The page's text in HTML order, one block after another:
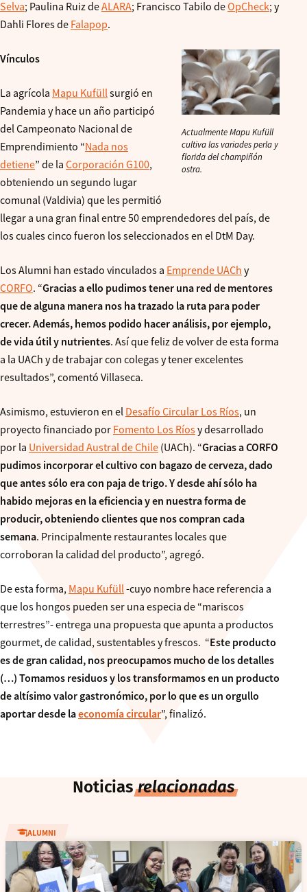
Selva; Paulina Ruiz deALARA; Francisco Tabilo deOpCheck; y
Dahli Flores de Falapop.
Actualmente Mapu Kufüll
cultiva las variades perla y
florida del champiñón
ostra.
Vínculos
La agrícola Mapu Kufüllsurgió en
Pandemia y hace un año participó
del Campeonato Nacional de
Emprendimiento “Nada nos
detiene” de la Corporación G100,
obteniendo un segundo lugar
comunal (Valdivia) que les permitió
llegar a una gran final entre 50 emprendedores del país, de
los cuales cinco fueron los seleccionados en el DtM Day.
Los Alumni han estado vinculados a Emprende UACh y
CORFO. “Gracias a ello pudimos tener una red de mentores
que de alguna manera nos ha trazado la ruta para poder
crecer. Además, hemos podido hacer análisis, por ejemplo,
de vida útil y nutrientes. Así que feliz de volver de esta forma
a la UACh y de trabajar con colegas y tener excelentes
resultados”, comentó Villaseca.
Asimismo, estuvieron en el Desafío Circular Los Ríos, un
proyecto financiado por Fomento Los Ríosy desarrollado
por la Universidad Austral de Chile (UACh). “Gracias a CORFO
pudimos incorporar el cultivo con bagazo de cerveza, dado
que antes sólo era con paja de trigo. Y desde ahí sólo ha
habido mejoras en la eficiencia y en nuestra forma de
producir, obteniendo clientes que nos compran cada
semana. Principalmente restaurantes locales que
corroboran la calidad del producto”, agregó.
De esta forma, Mapu Kufüll-cuyo nombre hace referencia a
que los hongos pueden ser una especia de “mariscos
terrestres”- entrega una propuesta que apunta a productos
gourmet, de calidad, sustentables y frescos. “Este producto
es de gran calidad, nos preocupamos mucho de los detalles
(…) Tomamos residuos y los transformamos en un producto
de altísimo valor gastronómico, por lo que es un orgullo
aportar desde laeconomía circular”, finalizó.
Noticiasrelacionadas
ALUMNI